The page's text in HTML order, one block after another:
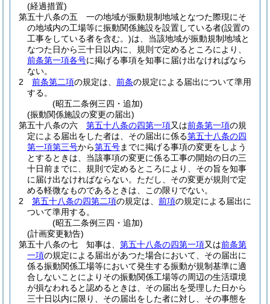
(経過措置)
第五十八条の五
一の地域が振動規制地域となつた際現にそ
の地域内の工場等に振動関係施設を設置している者(設置の
工事をしている者を含む。)は、当該地域が振動規制地域と
なつた日から三十日以内に、規則で定めるところにより、
前条第一項各号に掲げる事項を知事に届け出なければなら
ない。
2
前条第二項の規定は、 前条の規定による届出について準用
する。
(昭五二条例三四・追加)
(振動関係施設の変更の届出)
第五十八条の六
第五十八条の四第一項又は前条第一項の規
定による届出をした者は、その届出に係る第五十八条の四
第一項第三号から第五号までに掲げる事項の変更をしよう
とするときは、当該事項の変更に係る工事の開始の日の三
十日前までに、規則で定めるところにより、その旨を知事
に届け出なければならない。 ただし、その変更が規則で定
める軽微なものであるときは、この限りでない。
2
第五十八条の四第二項の規定は、 前項の規定による届出に
ついて準用する。
(昭五二条例三四・追加)
(計画変更勧告)
第五十八条の七
知事は、 第五十八条の四第一項又は前条第
一項の規定による届出があつた場合において、その届出に
係る振動関係工場等において発生する振動が規制基準に適
合しないことによりその振動関係工場等の周辺の生活環境
が損なわれると認めるときは、その届出を受理した日から
三十日以内に限り、その届出をした者に対し、その事態を